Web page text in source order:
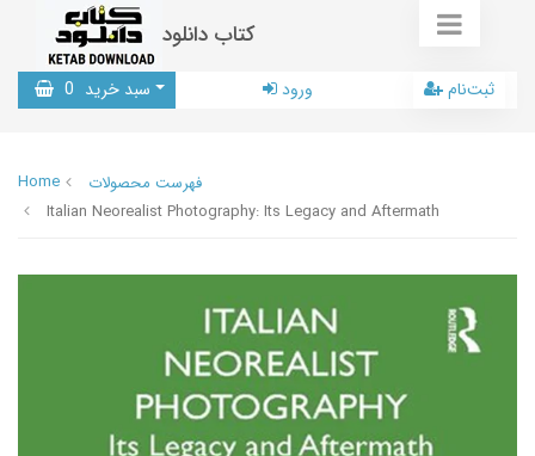
کتاب دانلود
سبد خرید 0 ورود ثبت‌نام
Home
فهرست محصولات
Italian Neorealist Photography: Its Legacy and Aftermath